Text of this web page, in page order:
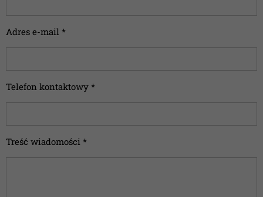
Adres e-mail *
Telefon kontaktowy *
Treść wiadomości *